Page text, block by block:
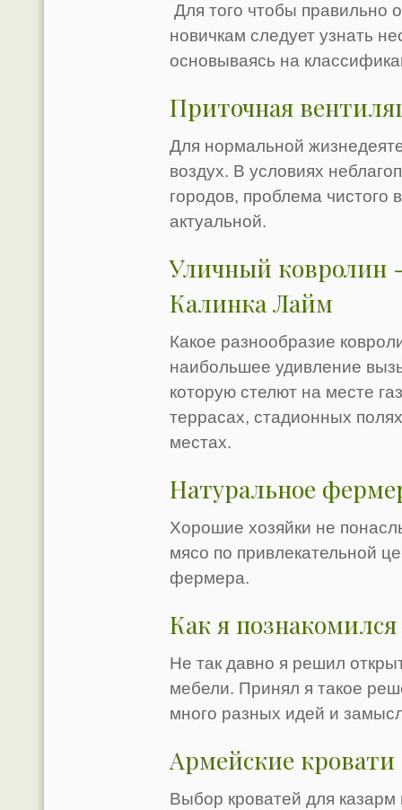
Для того чтобы правильно
новичкам следует узнать
основываясь на
Приточная
Для нормальной
воздух. В условиях
городов, проблема чистого
актуальной.
Уличный ковролин
Калинка Лайм
Какое разнообразие
наибольшее удивление
которую стелют на месте
террасах, стадионных
местах.
Натуральное
Хорошие хозяйки не
мясо по привлекательной
фермера.
Как я
Не так давно я решил
мебели. Принял я такое
много разных идей и
Армейские кровати
Выбор кроватей для